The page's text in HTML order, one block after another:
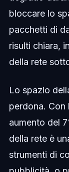
bloccare lo
pacchetti di
risulti chiara,
della rete
Lo spazio
perdona. Con
aumento del
della rete è
strumenti di